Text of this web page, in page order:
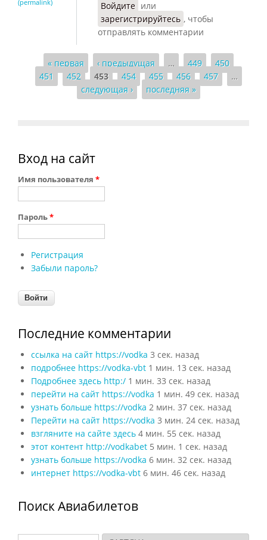
(permalink)
Войдите или
зарегистрируйтесь , чтобы
отправлять комментарии
Страницы
« первая ‹ предыдущая … 449
450
451
452 453 454 455 456 457
…
следующая ›
последняя »
Вход на сайт
Имя пользователя *
Пароль*
Регистрация
Забыли пароль?
Последние комментарии
ссылка на сайт https://vodka 3 сек. назад
подробнее https://vodka-vbt 1 мин. 13 сек. назад
Подробнее здесь http:/ 1 мин. 33 сек. назад
перейти на сайт https://vodka 1 мин. 49 сек. назад
узнать больше https://vodka 2 мин. 37 сек. назад
Перейти на сайт https://vodka 3 мин. 24 сек. назад
взгляните на сайте здесь 4 мин. 55 сек. назад
этот контент http://vodkabet 5 мин. 1 сек. назад
узнать больше https://vodka 6 мин. 32 сек. назад
интернет https://vodka-vbt 6 мин. 46 сек. назад
Поиск Авиабилетов